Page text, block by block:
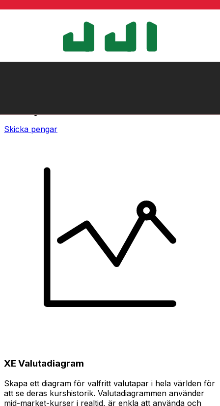
Skicka pengar
XE Valutadiagram
Skapa ett diagram för valfritt valutapar i hela världen för
att se deras kurshistorik. Valutadiagrammen använder
mid-market-kurser i realtid, är enkla att använda och